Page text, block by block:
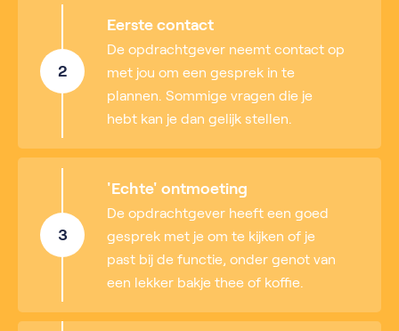
2
Eerste contact
De opdrachtgever neemt contact op
met jou om een gesprek in te
plannen. Sommige vragen die je
hebt kan je dan gelijk stellen.
3
'Echte' ontmoeting
De opdrachtgever heeft een goed
gesprek met je om te kijken of je
past bij de functie, onder genot van
een lekker bakje thee of koffie.